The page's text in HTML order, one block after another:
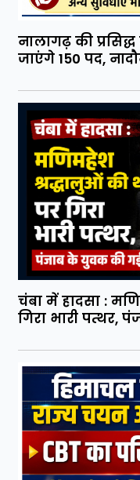
नालागढ़ की
जाएंगे 150 पद,
चंबा में हादसा :
गिरा भारी पत्थर,